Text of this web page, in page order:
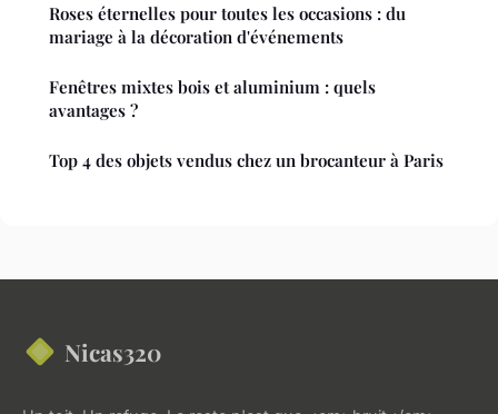
Roses éternelles pour toutes les occasions : du
mariage à la décoration d'événements
Fenêtres mixtes bois et aluminium : quels
avantages ?
Top 4 des objets vendus chez un brocanteur à Paris
Nicas320